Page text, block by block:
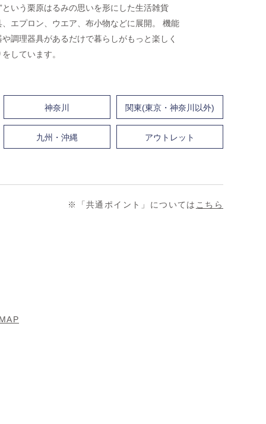
いう栗原はるみの思いを形にした生活雑貨
エプロン、ウエア、布小物などに展開。 機能
調理器具があるだけで暮らしがもっと楽しく
しています。
神奈川 関東(東京・神奈川以外)
九州・沖縄 アウトレット
※「共通ポイント」については こちら